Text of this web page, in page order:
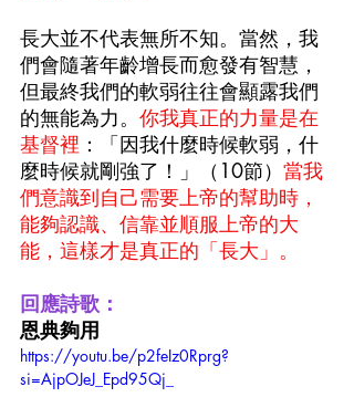
長大並不代表無所不知。當然，我
們會隨著年齡增長而愈發有智慧，
但最終我們的軟弱往往會顯露我們
的無能為力。 你我真正的力量是在
基督裡 ：「因我什麼時候軟弱，什
麼時候就剛強了！」（10節） 當我
們意識到自己需要上帝的幫助時，
能夠認識、信靠並順服上帝的大
能，這樣才是真正的「長大」。
回應詩歌：
恩典夠用
https://youtu.be/p2feIz0Rprg?
si=AjpOJeJ_Epd95Qj_